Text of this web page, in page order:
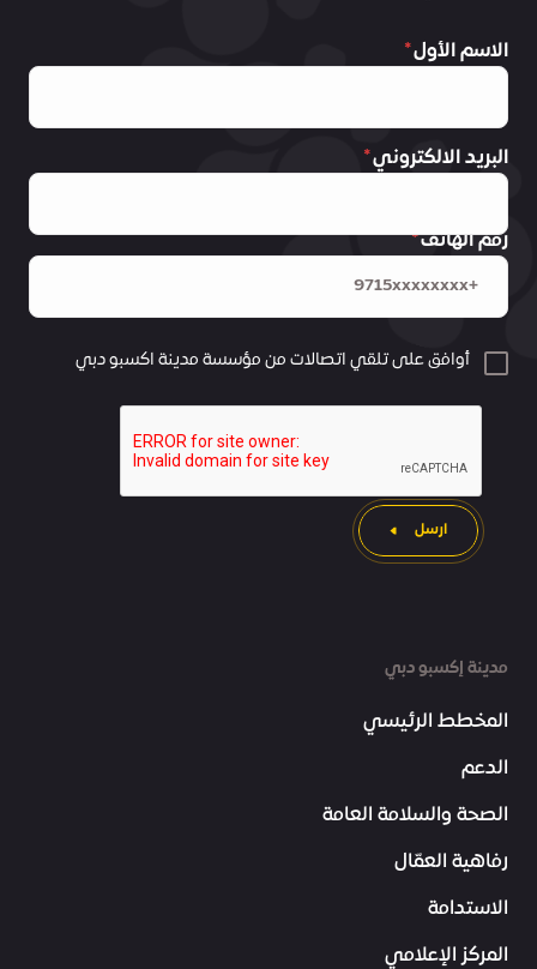
مدينة إكسبو دبي
المخطط الرئيسي
الدعم
الصحة والسلامة العامة
رفاهية العمّال
الاستدامة
المركز الإعلامي
الاسم الأول
البريد الالكتروني
رقم الهاتف
أوافق على تلقي اتصالات من مؤسسة مدينة اكسبو دبي
ارسل